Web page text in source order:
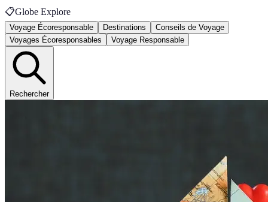
📋Globe Explore
Voyage Écoresponsable Destinations
Conseils de Voyage
Voyages Écoresponsables
Voyage Responsable
Rechercher